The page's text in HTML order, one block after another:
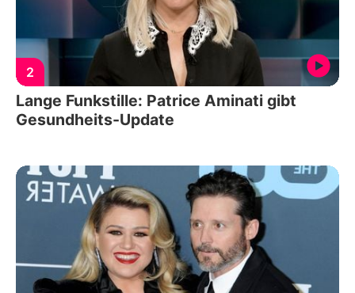
2
Lange Funkstille: Patrice Aminati gibt
Gesundheits-Update